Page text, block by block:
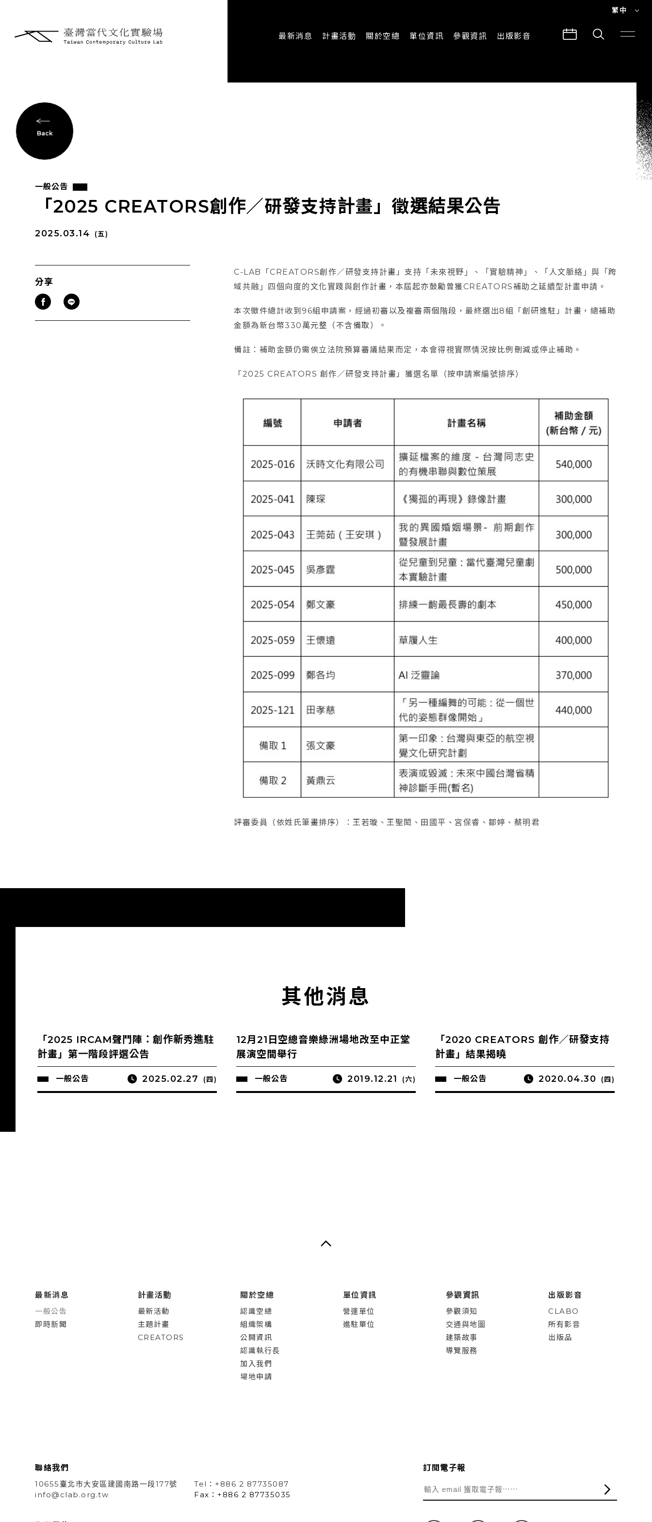
繁中
最新消息
即時新聞
計畫活動
主題計畫
關於空總
組織架構
單位資訊 參觀資訊
交通與地圖
出版影音
所有影音
Back
一般公告
「2025 CREATORS創作／研發支持計畫」徵選結果公告
2025.03.14 (五)
分享
C-LAB「CREATORS創作／研發支持計畫」支持「未來視野」、「實驗精神」、「人文脈絡」與「跨
域共融」四個向度的文化實踐與創作計畫，本屆起亦鼓勵曾獲CREATORS補助之延續型計畫申請。
本次徵件總計收到96組申請案，經過初審以及複審兩個階段，最終選出8組「創研進駐」計畫，總補助
金額為新台幣330萬元整（不含備取）。
備註：補助金額仍需俟立法院預算審議結果而定，本會得視實際情況按比例刪減或停止補助。
「2025 CREATORS 創作／研發支持計畫」獲選名單（按申請案編號排序）
評審委員（依姓氏筆畫排序）：王若璇、王聖閎、田國平、宮保睿、鄒婷、蔡明君
其他消息
「2025 IRCAM聲鬥陣：創作新秀進駐
計畫」第一階段評選公告
一般公告 2025.02.27 (四)
12月21日空總音樂綠洲場地改至中正堂
展演空間舉行
一般公告 2019.12.21 (六)
「2020 CREATORS 創作／研發支持
計畫」結果揭曉
一般公告 2020.04.30 (四)
最新消息
一般公告
即時新聞
計畫活動
最新活動
主題計畫
CREATORS
關於空總
認識空總
組織架構
公開資訊
認識執行長
加入我們
場地申請
單位資訊
營運單位
進駐單位
參觀資訊
參觀須知
交通與地圖
建築故事
導覽服務
出版影音
CLABO
所有影音
出版品
聯絡我們
10655臺北市大安區建國南路一段177號
Tel：+886 2 87735087
info@clab.org.tw
Fax：+886 2 87735035
訂閱電子報